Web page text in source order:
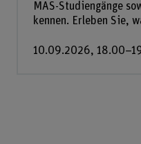
MAS-Studiengänge
kennen. Erleben Sie,
10.09.2026,